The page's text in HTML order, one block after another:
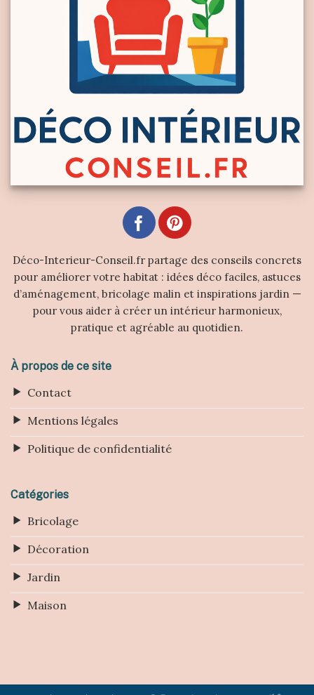
Déco-Interieur-Conseil.fr partage des conseils concrets
pour améliorer votre habitat : idées déco faciles, astuces
d’aménagement, bricolage malin et inspirations jardin —
pour vous aider à créer un intérieur harmonieux,
pratique et agréable au quotidien.
À propos de ce site
Contact
Mentions légales
Politique de confidentialité
Catégories
Bricolage
Décoration
Jardin
Maison